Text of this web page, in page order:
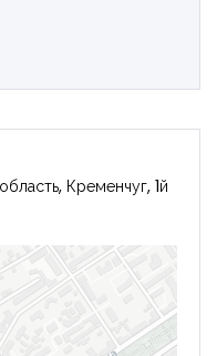
Кременчуг, 1й